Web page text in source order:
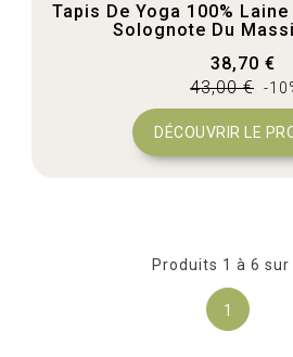
Tapis De Yoga 100%
Solognote Du
38,70 €
43,00 € -
DÉCOUVRIR LE
Produits 1 à 6 sur
1